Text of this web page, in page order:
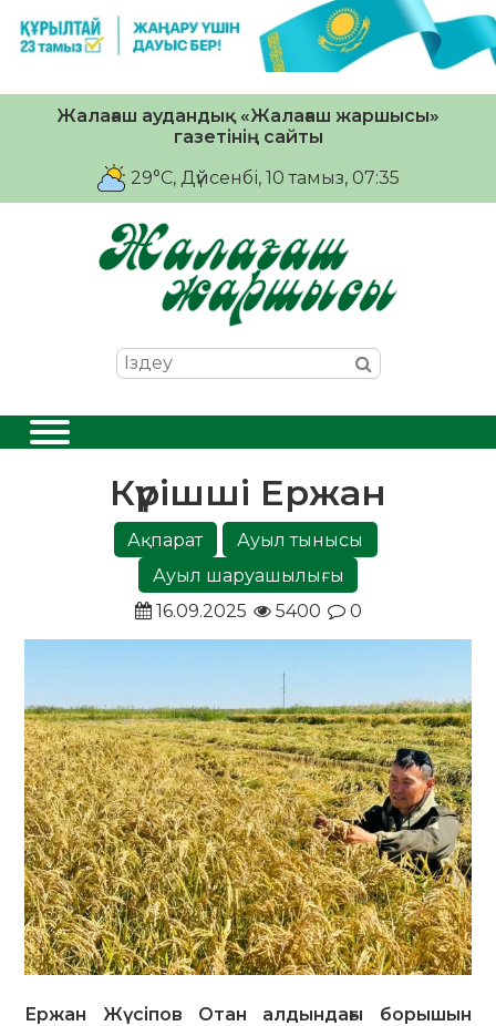
Жалағаш аудандық «Жалағаш жаршысы»
газетінің сайты
29°C, Дүйсенбі, 10 тамыз, 07:35
Күрішші Ержан
Ақпарат
Ауыл тынысы
Ауыл шаруашылығы
16.09.2025
5400 0
Ержан Жүсіпов Отан алдындағы борышын